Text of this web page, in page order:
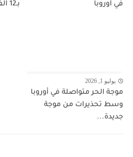
في أوروبا
بـ12 ألف حالة وفاة فوق...
يوليو 1, 2026
موجة الحر متواصلة في أوروبا
وسط تحذيرات من موجة
جديدة...